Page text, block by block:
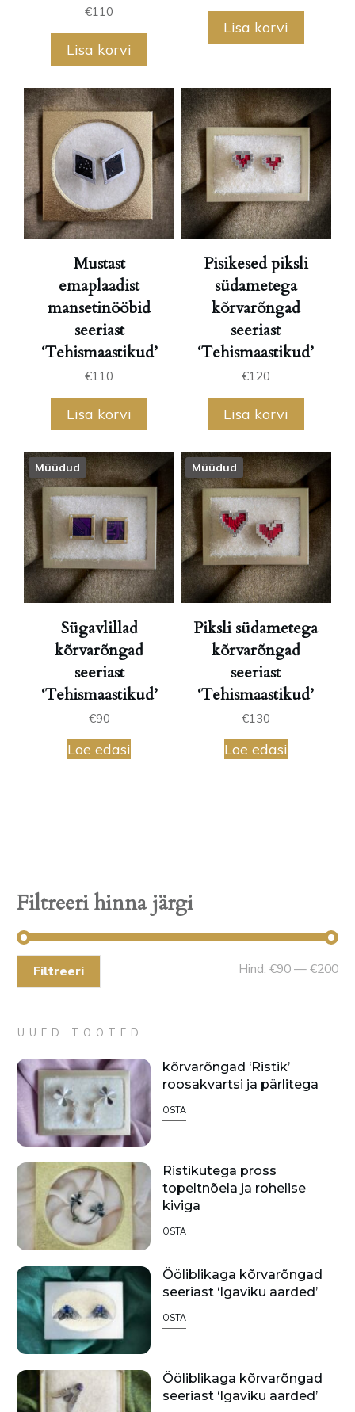
€110
Lisa korvi
Lisa korvi
Mustast
emaplaadist
mansetinööbid
seeriast
‘Tehismaastikud’
€110
Lisa korvi
Pisikesed piksli
südametega
kõrvarõngad
seeriast
‘Tehismaastikud’
€120
Lisa korvi
Müüdud
Sügavlillad
kõrvarõngad
seeriast
‘Tehismaastikud’
€90
Loe edasi
Müüdud
Piksli südametega
kõrvarõngad
seeriast
‘Tehismaastikud’
€130
Loe edasi
Filtreeri hinna järgi
Filtreeri Hind: €90—€200
UUED TOOTED
kõrvarõngad ‘Ristik’
roosakvartsi ja pärlitega
OSTA
Ristikutega pross
topeltnõela ja rohelise
kiviga
OSTA
Ööliblikaga kõrvarõngad
seeriast ‘Igaviku aarded’
OSTA
Ööliblikaga kõrvarõngad
seeriast ‘Igaviku aarded’